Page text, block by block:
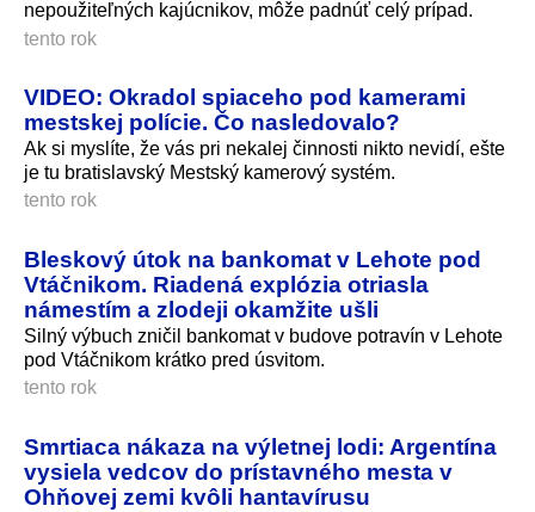
nepoužiteľných kajúcnikov, môže padnúť celý prípad.
tento rok
VIDEO: Okradol spiaceho pod kamerami
mestskej polície. Čo nasledovalo?
Ak si myslíte, že vás pri nekalej činnosti nikto nevidí, ešte
je tu bratislavský Mestský kamerový systém.
tento rok
Bleskový útok na bankomat v Lehote pod
Vtáčnikom. Riadená explózia otriasla
námestím a zlodeji okamžite ušli
Silný výbuch zničil bankomat v budove potravín v Lehote
pod Vtáčnikom krátko pred úsvitom.
tento rok
Smrtiaca nákaza na výletnej lodi: Argentína
vysiela vedcov do prístavného mesta v
Ohňovej zemi kvôli hantavírusu